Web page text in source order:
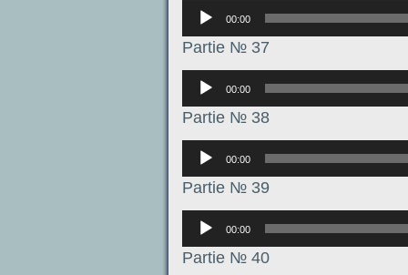
Аудиоплеер
00:00
Partie № 37
Аудиоплеер
00:00
Partie № 38
Аудиоплеер
00:00
Partie № 39
Аудиоплеер
00:00
Partie № 40